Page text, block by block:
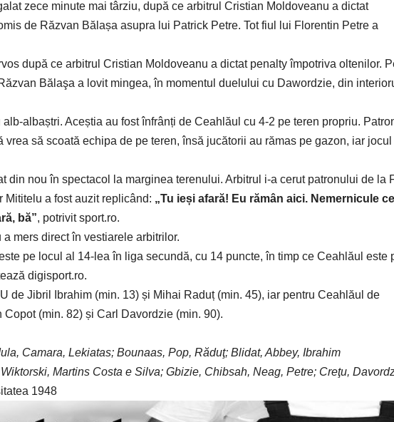
zece minute mai târziu, după ce arbitrul Cristian Moldoveanu a dictat
de Răzvan Bălașa asupra lui Patrick Petre. Tot fiul lui Florentin Petre a
după ce arbitrul Cristian Moldoveanu a dictat penalty împotriva oltenilor.
Bălaşa a lovit mingea, în momentul duelului cu Dawordzie, din
albaștri. Aceștia au fost înfrânți de Ceahlăul cu 4-2 pe teren propriu.
vrea să scoată echipa de pe teren, însă jucătorii au rămas pe gazon, iar jocul
din nou în spectacol la marginea terenului. Arbitrul i-a cerut patronului de la
Mititelu a fost auzit replicând: „Tu ieși afară! Eu rămân aici. Nemernicule ce
bă”, potrivitsport.ro.
mers direct în vestiarele arbitrilor.
pe locul al 14-lea în liga secundă, cu 14 puncte, în timp ce Ceahlăul este
digisport.ro.
de Jibril Ibrahim (min. 13) și Mihai Raduț (min. 45), iar pentru Ceahlăul de
(min. 82) și Carl Davordzie (min. 90).
Camara, Lekiatas; Bounaas, Pop, Răduţ; Blidat, Abbey, Ibrahim
Martins Costa e Silva; Gbizie, Chibsah, Neag, Petre; Creţu,
1948